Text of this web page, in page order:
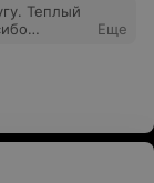
Теплый
в
Еще